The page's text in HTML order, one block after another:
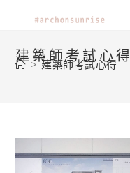
建築師考試心得
> 建築師考試心得